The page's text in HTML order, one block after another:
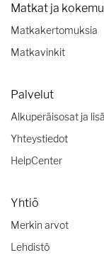
Matkat ja
Matkakertomuksia
Matkavinkit
Palvelut
Alkuperäisosat ja
Yhteystiedot
HelpCenter
Yhtiö
Merkin arvot
Lehdistö